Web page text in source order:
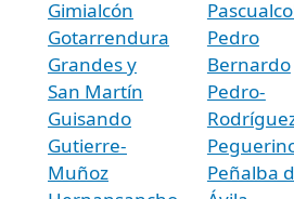
Gimialcón
Gotarrendura
Grandes y
San Martín
Guisando
Gutierre-
Muñoz
Pedro
Bernardo
Pedro-
Peñalba